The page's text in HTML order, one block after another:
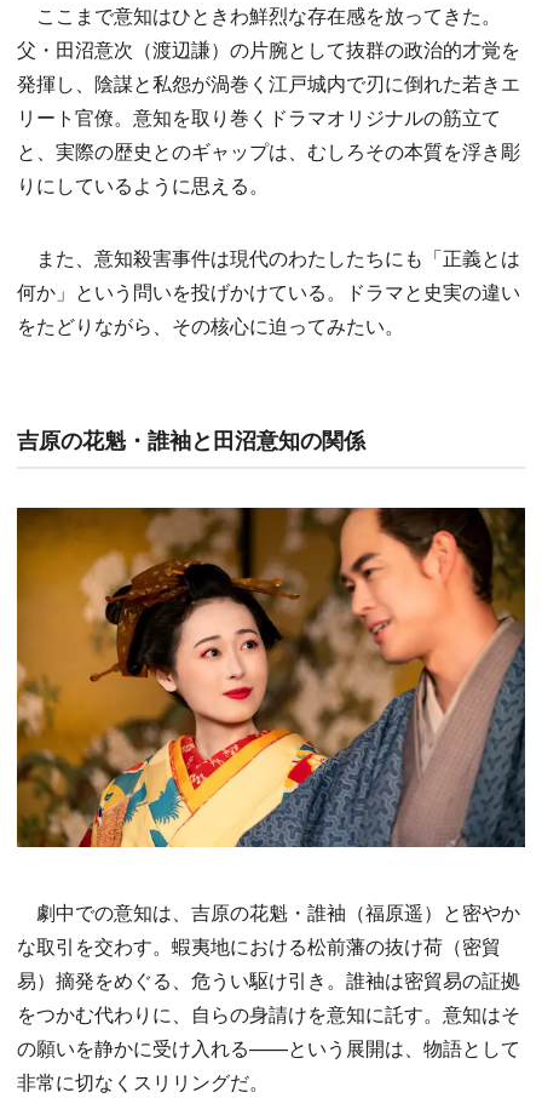
ここまで意知はひときわ鮮烈な存在感を放ってきた。
父・田沼意次（渡辺謙）の片腕として抜群の政治的才覚を
発揮し、陰謀と私怨が渦巻く江戸城内で刃に倒れた若きエ
リート官僚。意知を取り巻くドラマオリジナルの筋立て
と、実際の歴史とのギャップは、むしろその本質を浮き彫
りにしているように思える。
また、意知殺害事件は現代のわたしたちにも「正義とは
何か」という問いを投げかけている。ドラマと史実の違い
をたどりながら、その核心に迫ってみたい。
吉原の花魁・誰袖と田沼意知の関係
劇中での意知は、吉原の花魁・誰袖（福原遥）と密やか
な取引を交わす。蝦夷地における松前藩の抜け荷（密貿
易）摘発をめぐる、危うい駆け引き。誰袖は密貿易の証拠
をつかむ代わりに、自らの身請けを意知に託す。意知はそ
の願いを静かに受け入れる——という展開は、物語として
非常に切なくスリリングだ。